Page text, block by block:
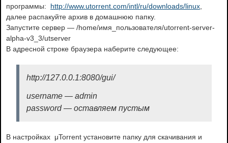
программы: http://www.utorrent.com/intl/ru/downloads/linux
далее распакуйте архив в домашнюю папку.
Запустите сервер — /home/имя_пользователя/utorrent-server-
alpha-v3_3/utserver
В адресной строке браузера наберите следующее:
http://127.0.0.1:8080/gui/
username — admin
password — оставляем пустым
В настройках μTorrent установите папку для скачивания и